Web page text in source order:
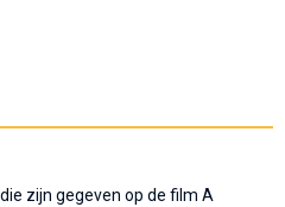
zijn gegeven op de film A